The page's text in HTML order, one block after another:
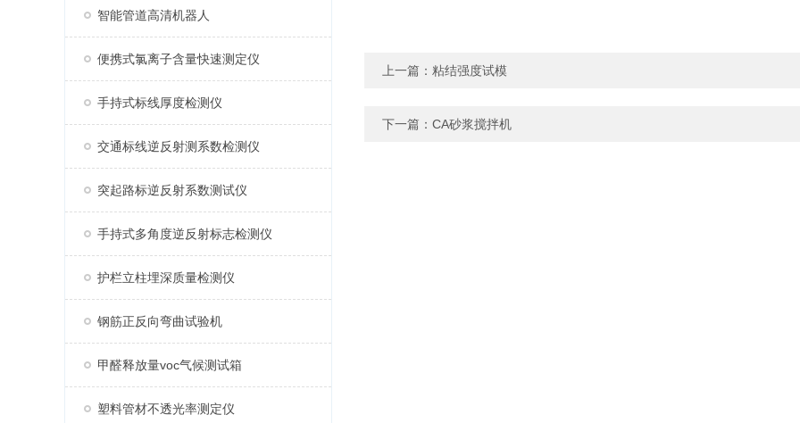
智能管道高清机器人
便携式氯离子含量快速测定仪
手持式标线厚度检测仪
交通标线逆反射测系数检测仪
突起路标逆反射系数测试仪
手持式多角度逆反射标志检测仪
护栏立柱埋深质量检测仪
钢筋正反向弯曲试验机
甲醛释放量voc气候测试箱
塑料管材不透光率测定仪
上一篇： 粘结强度试模
下一篇： CA砂浆搅拌机